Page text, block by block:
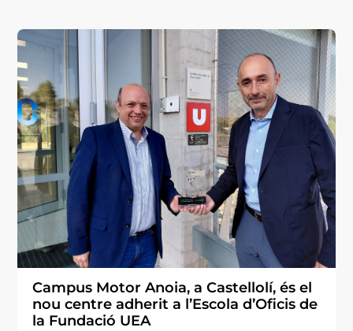
Campus Motor Anoia, a Castellolí, és el
nou centre adherit a l’Escola d’Oficis de
la Fundació UEA